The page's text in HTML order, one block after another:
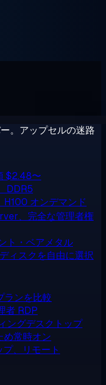
。アップセルの迷路
$2.48〜
DDR5
オンデマンド
、完全な管理者権
ト・ベアメタル
ィスクを自由に選択
ランを比較
者 RDP
ングデスクトップ
め常時オン
、リモート